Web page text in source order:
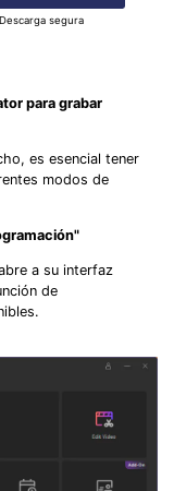
Descarga segura
para grabar
es esencial tener
modos de
a su interfaz
de